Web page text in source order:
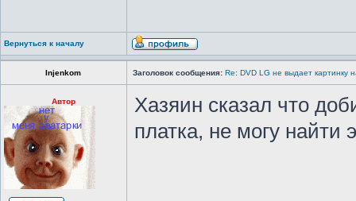
Вернуться к началу
Injenkom Заголовок сообщения: Re: DVD LG не выдает картинку
Автор
Хазяин сказал что
платка, не могу найти